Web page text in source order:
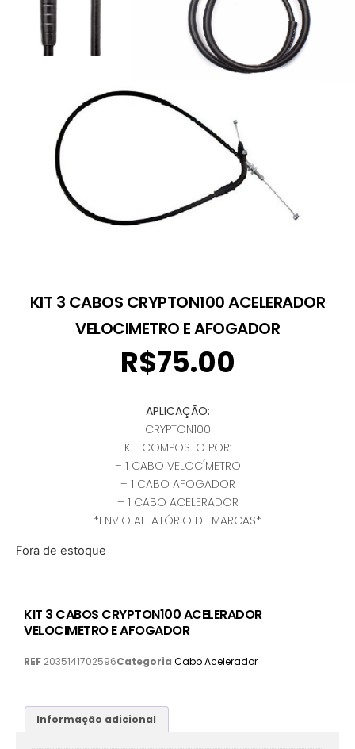
KIT 3 CABOS CRYPTON100 ACELERADOR
VELOCIMETRO E AFOGADOR
R$75.00
APLICAÇÃO:
CRYPTON100
KIT COMPOSTO POR:
– 1 CABO VELOCÍMETRO
– 1 CABO AFOGADOR
– 1 CABO ACELERADOR
*ENVIO ALEATÓRIO DE MARCAS*
Fora de estoque
KIT 3 CABOS CRYPTON100 ACELERADOR
VELOCIMETRO E AFOGADOR
REF 2035141702596Categoria Cabo Acelerador
Informação adicional